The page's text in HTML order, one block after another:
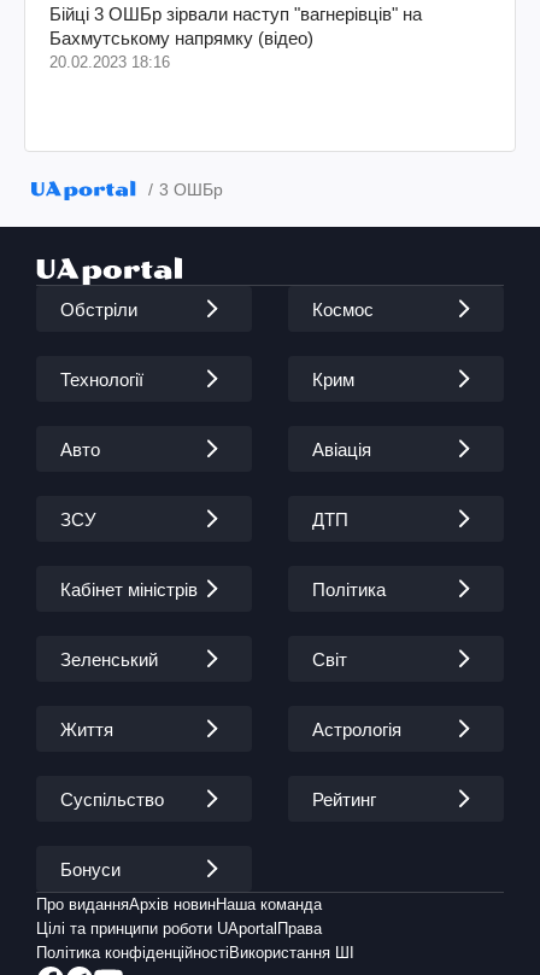
Бійці 3 ОШБр зірвали наступ "вагнерівців" на
Бахмутському напрямку (відео)
20.02.2023 18:16
3 ОШБр
Обстріли Космос
Технології Крим
Авто Авіація
ЗСУ ДТП
Кабінет міністрів Політика
Зеленський Світ
Життя Астрологія
Суспільство Рейтинг
Бонуси
Про виданняАрхів новинНаша команда
Цілі та принципи роботи UAportal Права
Політика конфіденційності Використання ШІ